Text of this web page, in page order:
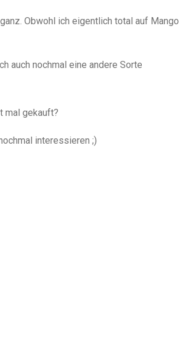
Obwohl ich eigentlich total auf Mango
auch nochmal eine andere Sorte
mal gekauft?
interessieren ;)